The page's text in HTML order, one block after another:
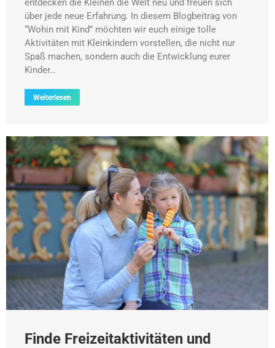
entdecken die Kleinen die Welt neu und freuen sich
über jede neue Erfahrung. In diesem Blogbeitrag von
“Wohin mit Kind” möchten wir euch einige tolle
Aktivitäten mit Kleinkindern vorstellen, die nicht nur
Spaß machen, sondern auch die Entwicklung eurer
Kinder…
Weiterlesen
Finde Freizeitaktivitäten und